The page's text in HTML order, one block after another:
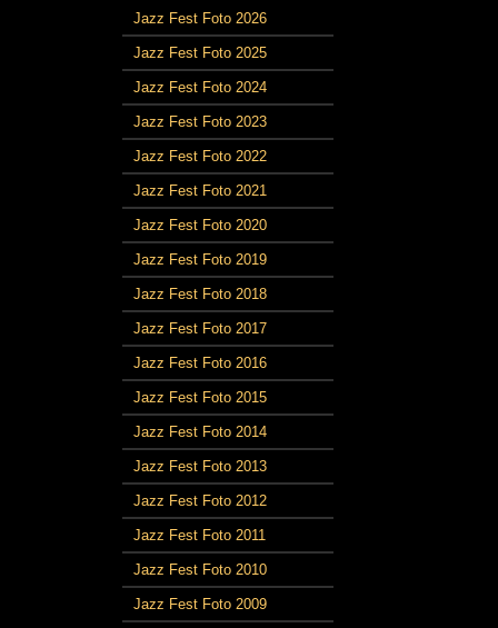
Jazz Fest Foto 2026
Jazz Fest Foto 2025
Jazz Fest Foto 2024
Jazz Fest Foto 2023
Jazz Fest Foto 2022
Jazz Fest Foto 2021
Jazz Fest Foto 2020
Jazz Fest Foto 2019
Jazz Fest Foto 2018
Jazz Fest Foto 2017
Jazz Fest Foto 2016
Jazz Fest Foto 2015
Jazz Fest Foto 2014
Jazz Fest Foto 2013
Jazz Fest Foto 2012
Jazz Fest Foto 2011
Jazz Fest Foto 2010
Jazz Fest Foto 2009